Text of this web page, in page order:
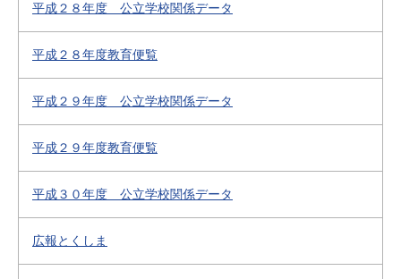
平成２８年度 公立学校関係データ
平成２８年度教育便覧
平成２９年度 公立学校関係データ
平成２９年度教育便覧
平成３０年度 公立学校関係データ
広報とくしま